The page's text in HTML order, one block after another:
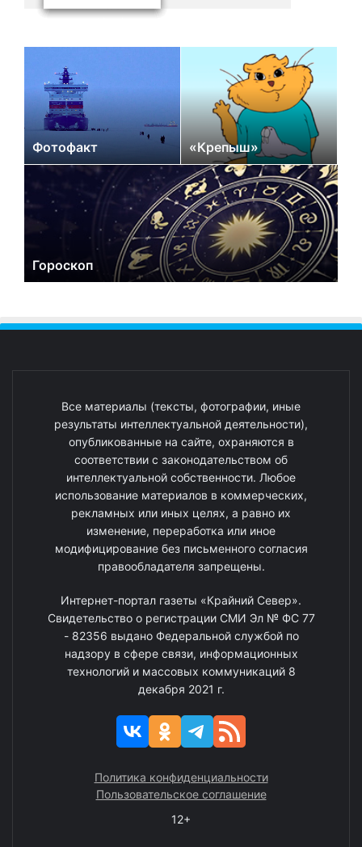
Фотофакт «Крепыш»
Гороскоп
Все материалы (тексты, фотографии, иные
результаты интеллектуальной деятельности),
опубликованные на сайте, охраняются в
соответствии с законодательством об
интеллектуальной собственности. Любое
использование материалов в коммерческих,
рекламных или иных целях, а равно их
изменение, переработка или иное
модифицирование без письменного согласия
правообладателя запрещены.
Интернет-портал газеты «Крайний Север».
Свидетельство о регистрации СМИ Эл № ФС 77
- 82356 выдано Федеральной службой по
надзору в сфере связи, информационных
технологий и массовых коммуникаций 8
декабря 2021 г.
Политика конфиденциальности
Пользовательское соглашение
12+